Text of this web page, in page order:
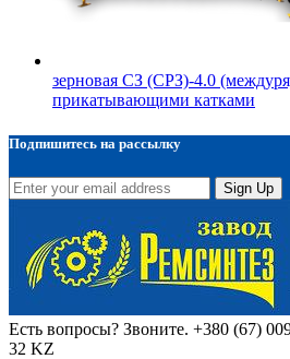
зерновая СЗ (СРЗ)-4.0
прикатывающими катками
Подпишитесь на рассылку
Sign Up
Есть вопросы? Звоните. +380 (67)
32 KZ